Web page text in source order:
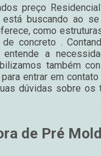
preço
buscando ao
como
concreto .
a
também
entrar em
dúvidas sobre os
de Pré